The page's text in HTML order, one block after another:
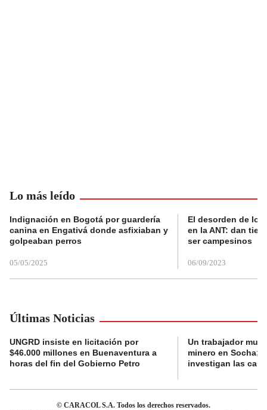
Lo más leído
Indignación en Bogotá por guardería
canina en Engativá donde asfixiaban y
golpeaban perros
05/05/2025
El desorden de
en la ANT: dan
ser campesinos
06/09/2023
Últimas Noticias
UNGRD insiste en licitación por
$46.000 millones en Buenaventura a
horas del fin del Gobierno Petro
Un trabajador
minero en Socha;
investigan las
© CARACOL S.A. Todos los derechos reservados.